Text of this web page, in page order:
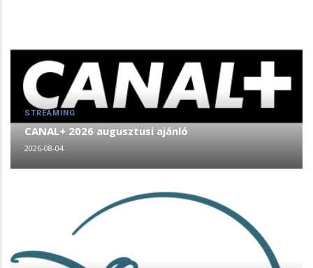
STREAMING
CANAL+ 2026 augusztusi ajánló
2026-08-04